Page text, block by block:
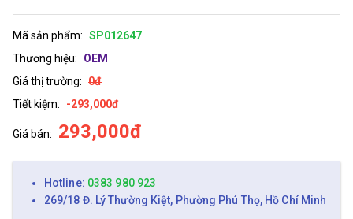
Mã sản phẩm: SP012647
Thương hiệu:
OEM
Giá thị trường: 0đ
Tiết kiệm:
-293,000đ
Giá bán: 293,000đ
Hotline: 0383 980 923
269/18 Đ. Lý Thường Kiệt, Phường Phú Thọ, Hồ Chí Minh